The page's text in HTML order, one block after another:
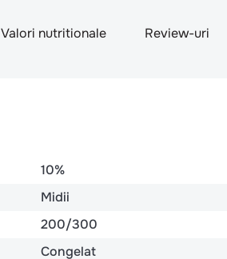
Valori nutritionale Review-uri
10%
Midii
200/300
Congelat